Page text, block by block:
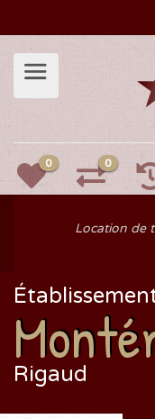
0 0
Location de
Rigaud